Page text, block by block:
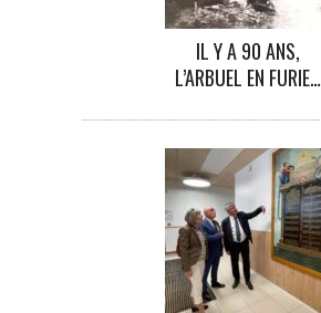
IL Y A 90 ANS,
L’ARBUEL EN FURIE…